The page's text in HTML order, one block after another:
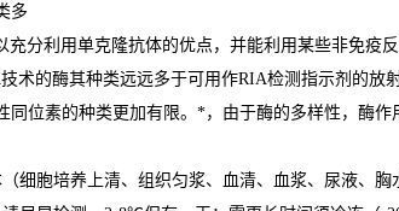
多
充分利用单克隆抗体的优点，并能利用某些非免疫
技术的酶其种类远远多于可用作RIA检测指示剂的放
同位素的种类更加有限。 *，由于酶的多样性，酶作
细胞培养上清、组织匀浆、血清、血浆、尿液、胸